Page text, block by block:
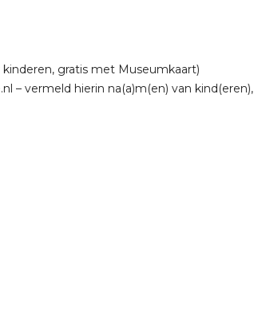
gratis met Museumkaart)
– vermeld hierin na(a)m(en) van kind(eren),